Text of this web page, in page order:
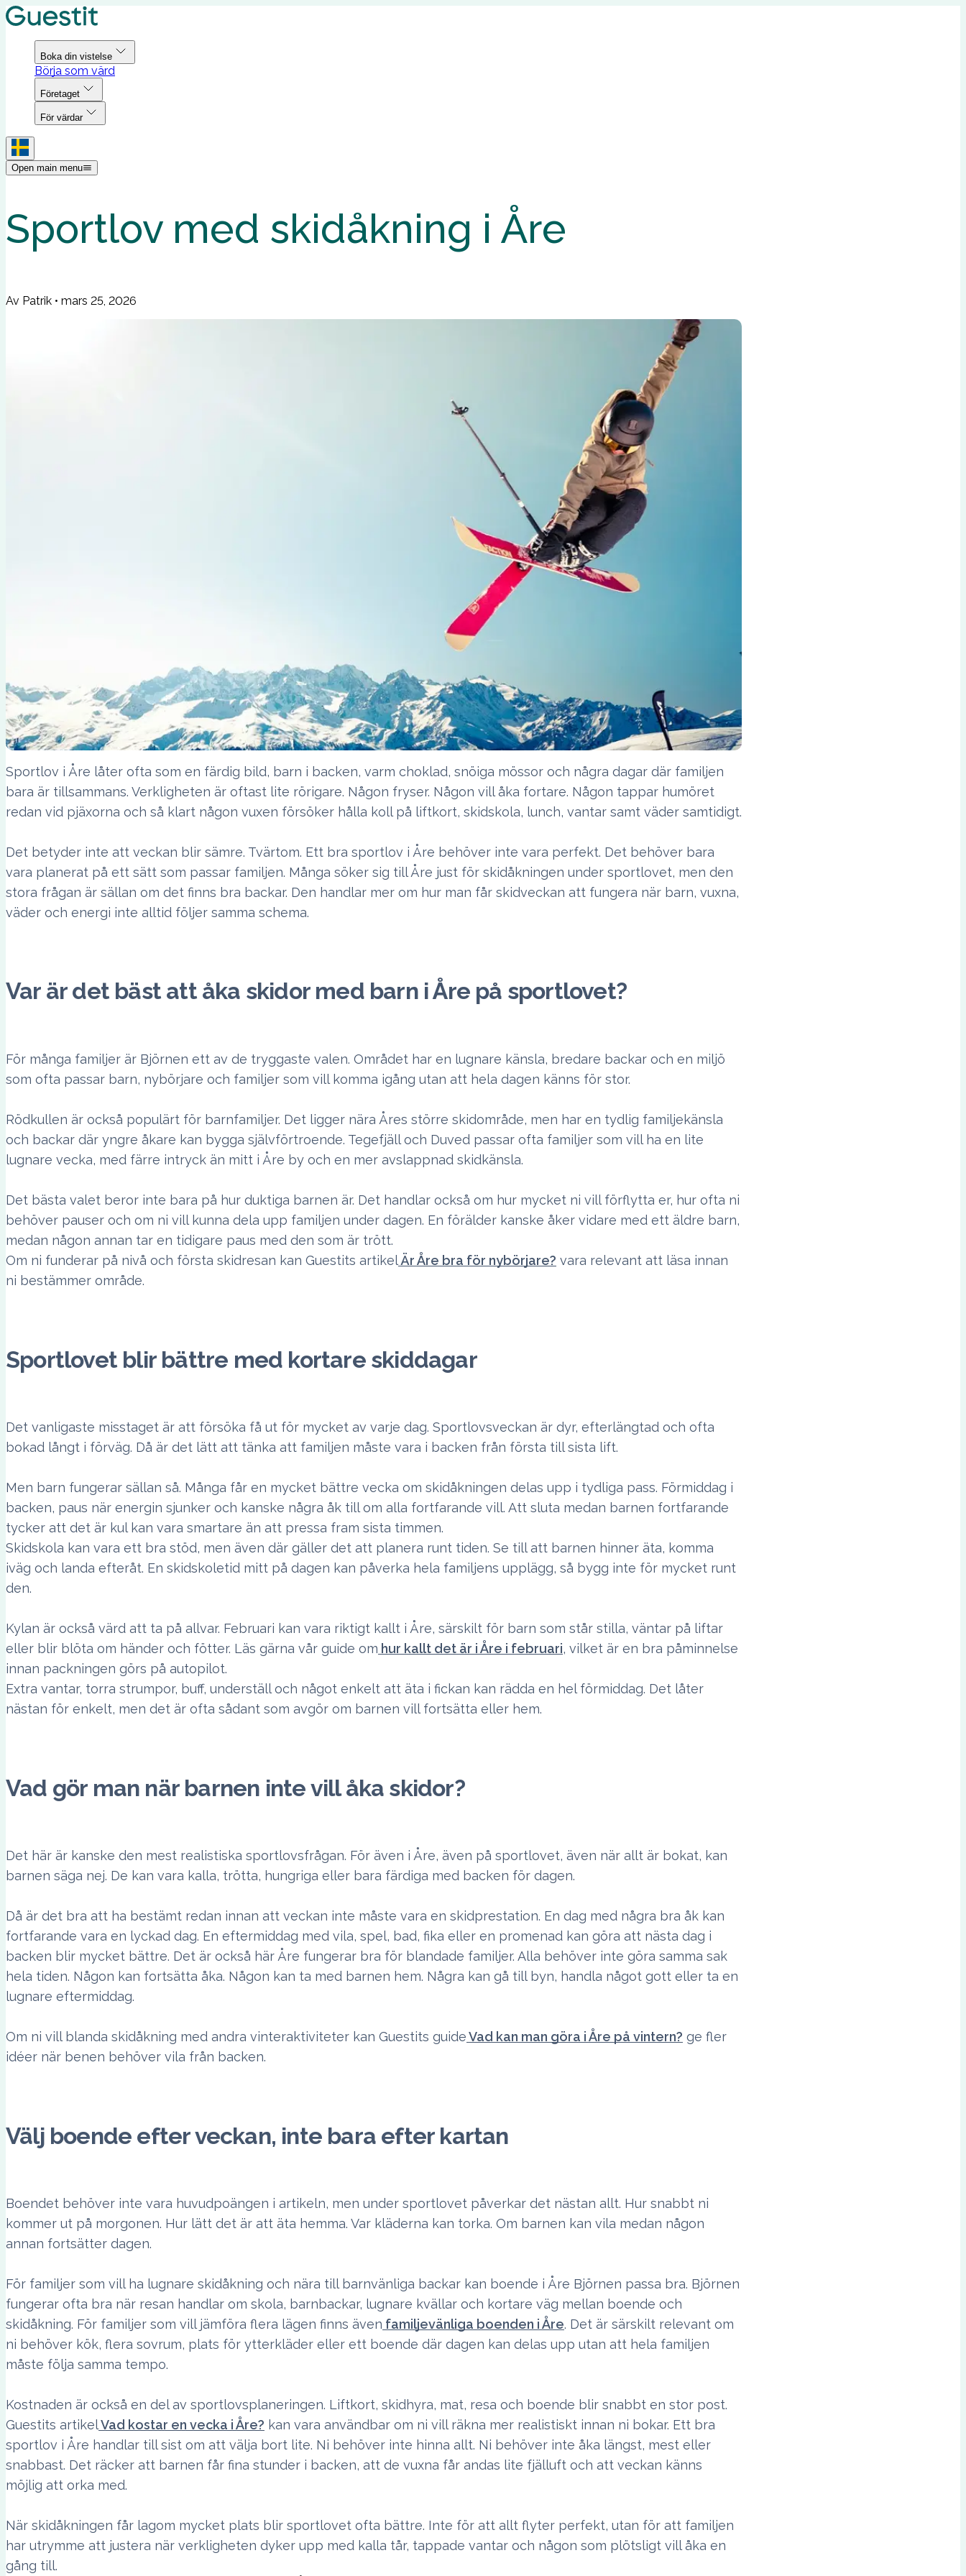
Boka din vistelse
Börja som värd
Företaget
För värdar
Open main menu
Sportlov med skidåkning i Åre
Av Patrik • mars 25, 2026
Sportlov i Åre låter ofta som en färdig bild, barn i backen, varm choklad, snöiga mössor och några dagar där familjen
bara är tillsammans. Verkligheten är oftast lite rörigare. Någon fryser. Någon vill åka fortare. Någon tappar humöret
redan vid pjäxorna och så klart någon vuxen försöker hålla koll på liftkort, skidskola, lunch, vantar samt väder samtidigt.
Det betyder inte att veckan blir sämre. Tvärtom. Ett bra sportlov i Åre behöver inte vara perfekt. Det behöver bara
vara planerat på ett sätt som passar familjen. Många söker sig till Åre just för skidåkningen under sportlovet, men den
stora frågan är sällan om det finns bra backar. Den handlar mer om hur man får skidveckan att fungera när barn, vuxna,
väder och energi inte alltid följer samma schema.
Var är det bäst att åka skidor med barn i Åre på sportlovet?
För många familjer är Björnen ett av de tryggaste valen. Området har en lugnare känsla, bredare backar och en miljö
som ofta passar barn, nybörjare och familjer som vill komma igång utan att hela dagen känns för stor.
Rödkullen är också populärt för barnfamiljer. Det ligger nära Åres större skidområde, men har en tydlig familjekänsla
och backar där yngre åkare kan bygga självförtroende. Tegefjäll och Duved passar ofta familjer som vill ha en lite
lugnare vecka, med färre intryck än mitt i Åre by och en mer avslappnad skidkänsla.
Det bästa valet beror inte bara på hur duktiga barnen är. Det handlar också om hur mycket ni vill förflytta er, hur ofta ni
behöver pauser och om ni vill kunna dela upp familjen under dagen. En förälder kanske åker vidare med ett äldre barn,
medan någon annan tar en tidigare paus med den som är trött.
Om ni funderar på nivå och första skidresan kan Guestits artikelÄr Åre bra för nybörjare? vara relevant att läsa innan
ni bestämmer område.
Sportlovet blir bättre med kortare skiddagar
Det vanligaste misstaget är att försöka få ut för mycket av varje dag. Sportlovsveckan är dyr, efterlängtad och ofta
bokad långt i förväg. Då är det lätt att tänka att familjen måste vara i backen från första till sista lift.
Men barn fungerar sällan så. Många får en mycket bättre vecka om skidåkningen delas upp i tydliga pass. Förmiddag i
backen, paus när energin sjunker och kanske några åk till om alla fortfarande vill. Att sluta medan barnen fortfarande
tycker att det är kul kan vara smartare än att pressa fram sista timmen.
Skidskola kan vara ett bra stöd, men även där gäller det att planera runt tiden. Se till att barnen hinner äta, komma
iväg och landa efteråt. En skidskoletid mitt på dagen kan påverka hela familjens upplägg, så bygg inte för mycket runt
den.
Kylan är också värd att ta på allvar. Februari kan vara riktigt kallt i Åre, särskilt för barn som står stilla, väntar på liftar
eller blir blöta om händer och fötter. Läs gärna vår guide om hur kallt det är i Åre i februari, vilket är en bra påminnelse
innan packningen görs på autopilot.
Extra vantar, torra strumpor, buff, underställ och något enkelt att äta i fickan kan rädda en hel förmiddag. Det låter
nästan för enkelt, men det är ofta sådant som avgör om barnen vill fortsätta eller hem.
Vad gör man när barnen inte vill åka skidor?
Det här är kanske den mest realistiska sportlovsfrågan. För även i Åre, även på sportlovet, även när allt är bokat, kan
barnen säga nej. De kan vara kalla, trötta, hungriga eller bara färdiga med backen för dagen.
Då är det bra att ha bestämt redan innan att veckan inte måste vara en skidprestation. En dag med några bra åk kan
fortfarande vara en lyckad dag. En eftermiddag med vila, spel, bad, fika eller en promenad kan göra att nästa dag i
backen blir mycket bättre. Det är också här Åre fungerar bra för blandade familjer. Alla behöver inte göra samma sak
hela tiden. Någon kan fortsätta åka. Någon kan ta med barnen hem. Några kan gå till byn, handla något gott eller ta en
lugnare eftermiddag.
Om ni vill blanda skidåkning med andra vinteraktiviteter kan Guestits guideVad kan man göra i Åre på vintern? ge fler
idéer när benen behöver vila från backen.
Välj boende efter veckan, inte bara efter kartan
Boendet behöver inte vara huvudpoängen i artikeln, men under sportlovet påverkar det nästan allt. Hur snabbt ni
kommer ut på morgonen. Hur lätt det är att äta hemma. Var kläderna kan torka. Om barnen kan vila medan någon
annan fortsätter dagen.
För familjer som vill ha lugnare skidåkning och nära till barnvänliga backar kan boende i Åre Björnen passa bra. Björnen
fungerar ofta bra när resan handlar om skola, barnbackar, lugnare kvällar och kortare väg mellan boende och
skidåkning. För familjer som vill jämföra flera lägen finns även familjevänliga boenden i Åre. Det är särskilt relevant om
ni behöver kök, flera sovrum, plats för ytterkläder eller ett boende där dagen kan delas upp utan att hela familjen
måste följa samma tempo.
Kostnaden är också en del av sportlovsplaneringen. Liftkort, skidhyra, mat, resa och boende blir snabbt en stor post.
Guestits artikelVad kostar en vecka i Åre? kan vara användbar om ni vill räkna mer realistiskt innan ni bokar. Ett bra
sportlov i Åre handlar till sist om att välja bort lite. Ni behöver inte hinna allt. Ni behöver inte åka längst, mest eller
snabbast. Det räcker att barnen får fina stunder i backen, att de vuxna får andas lite fjälluft och att veckan känns
möjlig att orka med.
När skidåkningen får lagom mycket plats blir sportlovet ofta bättre. Inte för att allt flyter perfekt, utan för att familjen
har utrymme att justera när verkligheten dyker upp med kalla tår, tappade vantar och någon som plötsligt vill åka en
gång till.